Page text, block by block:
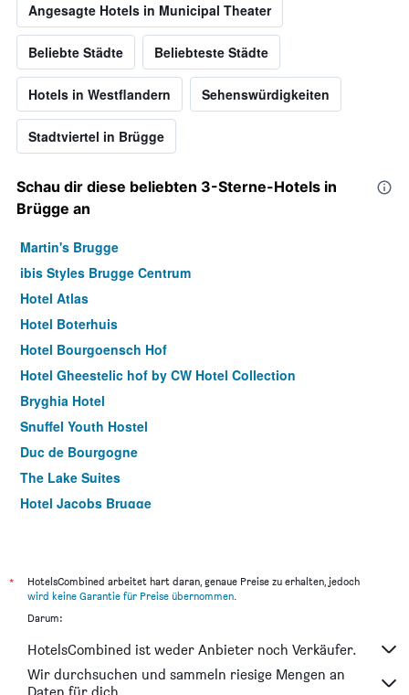
Angesagte Hotels in Municipal Theater
Beliebte Städte Beliebteste Städte
Hotels in Westflandern Sehenswürdigkeiten
Stadtviertel in Brügge
Schau dir diese beliebten 3-Sterne-Hotels in
Brügge an
Martin's Brugge
ibis Styles Brugge Centrum
Hotel Atlas
Hotel Boterhuis
Hotel Bourgoensch Hof
Hotel Gheestelic hof by CW Hotel Collection
Bryghia Hotel
Snuffel Youth Hostel
Duc de Bourgogne
The Lake Suites
Hotel Jacobs Brugge
Ter Duinen
House of Bruges
Hotel Fevery
Boat Hotel De Barge
*
HotelsCombined arbeitet hart daran, genaue Preise zu erhalten, jedoch
wird keine Garantie für Preise übernommen.
Darum:
HotelsCombined ist weder Anbieter noch Verkäufer.
Wir durchsuchen und sammeln riesige Mengen an